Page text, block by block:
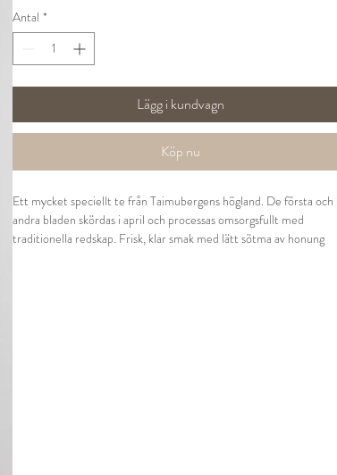
Antal *
Lägg i kundvagn
Köp nu
Ett mycket speciellt te från Taimubergens högland. De första och
andra bladen skördas i april och processas omsorgsfullt med
traditionella redskap. Frisk, klar smak med lätt sötma av honung